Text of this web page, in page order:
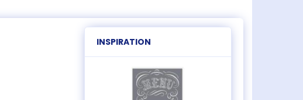
INSPIRATION